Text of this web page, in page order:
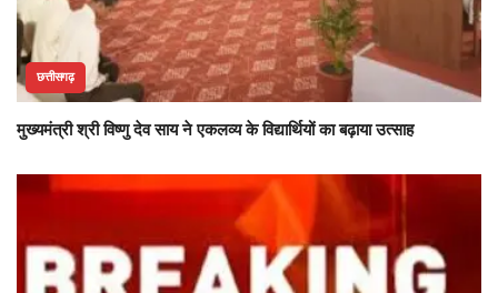
छत्तीसगढ़
मुख्यमंत्री श्री विष्णु देव साय ने एकलव्य के विद्यार्थियों का बढ़ाया उत्साह